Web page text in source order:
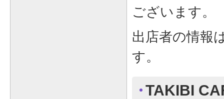
ございます。
出店者の情報
す。
TAKIBI